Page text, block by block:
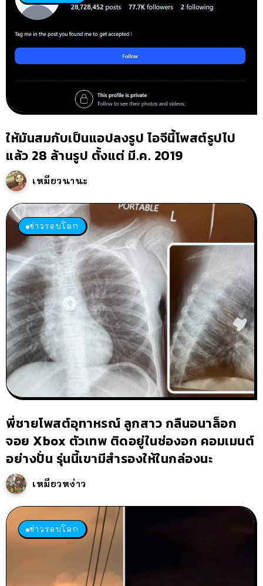
ให้มันสมกับเป็นแอปลงรูป ไอจีนี้โพสต์รูปไป
แล้ว 28 ล้านรูป ตั้งแต่ มี.ค. 2019
เหมียวนานะ
ข่าวรอบโลก
พี่ชายโพสต์อุทาหรณ์ ลูกสาว กลืนอนาล็อก
จอย Xbox ตัวเทพ ติดอยู่ในช่องอก คอมเมนต์
อย่างปั่น รุ่นนี้เขามีสำรองให้ในกล่องนะ
เหมียวหง่าว
ข่าวรอบโลก